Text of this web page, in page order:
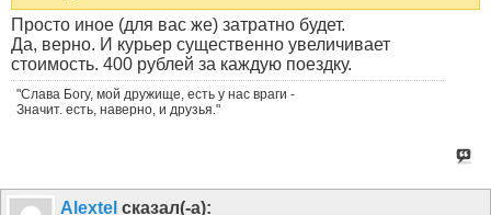
Просто иное (для вас же) затратно будет.
Да, верно. И курьер существенно увеличивает
стоимость. 400 рублей за каждую поездку.
"Слава Богу, мой дружище, есть у нас враги -
Значит. есть, наверно, и друзья."
Alextel сказал(-а):